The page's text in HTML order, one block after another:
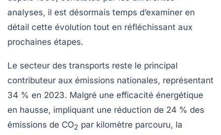
analyses, il est désormais temps d’examiner en
détail cette évolution tout en réfléchissant aux
prochaines étapes.
Le secteur des transports reste le principal
contributeur aux émissions nationales, représentant
34 % en 2023. Malgré une efficacité énergétique
en hausse, impliquant une réduction de 24 % des
émissions de CO2 par kilomètre parcouru, la